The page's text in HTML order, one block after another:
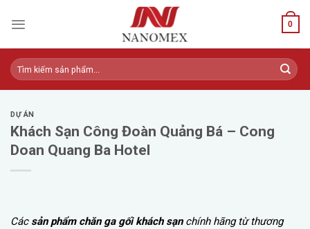
0
Tìm
kiếm:
DỰ ÁN
Khách Sạn Công Đoàn Quảng Bá – Cong
Doan Quang Ba Hotel
Các sản phẩm chăn ga gối khách sạnchính hãng từ thương